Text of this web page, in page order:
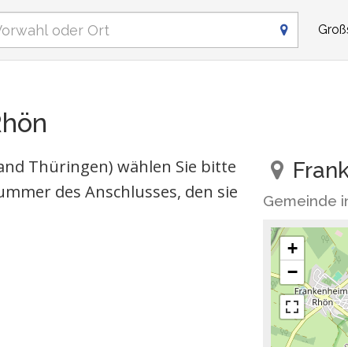
Thüringen) wählen Sie bitte
des Anschlusses, den sie
Gemeinde
+
−